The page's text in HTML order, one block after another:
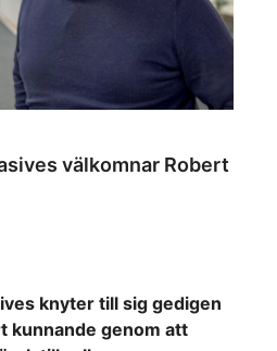
välkomnar Robert
knyter till sig gedigen
kunnande genom att